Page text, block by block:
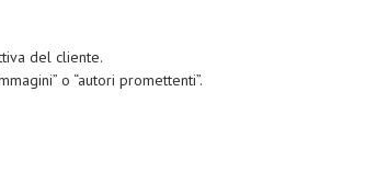
del cliente.
o “autori promettenti”.